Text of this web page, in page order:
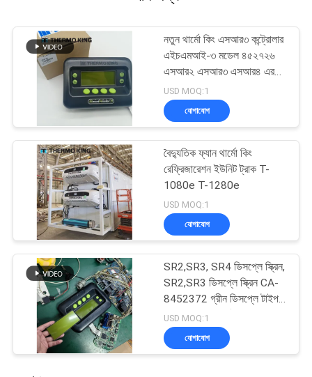
নতুন থার্মো কিং এসআর৩ কন্ট্রোলার
এইচএমআই-৩ মডেল ৪৫২৭২৬
এসআর২ এসআর৩ এসআর৪ এর
জন্য মেরামত পরিষেবা সহ
USD MOQ:1
যোগাযোগ
বৈদ্যুতিক ফ্যান থার্মো কিং
রেফ্রিজারেশন ইউনিট ট্রাক T-
1080e T-1280e
USD MOQ:1
যোগাযোগ
SR2,SR3, SR4 ডিসপ্লে স্ক্রিন,
SR2,SR3 ডিসপ্লে স্ক্রিন CA-
8452372 গ্রীন ডিসপ্লে টাইপ
এলসিডি স্ক্রিন থার্মো কিং SB210
SB230 HMIs আফটারমার্কেট
স্পেয়ার পার্টস
USD MOQ:1
যোগাযোগ